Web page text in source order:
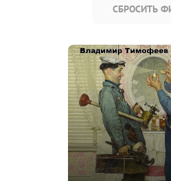
СБРОСИТЬ